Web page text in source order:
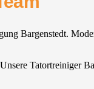
Bargenstedt.
Tatortreiniger